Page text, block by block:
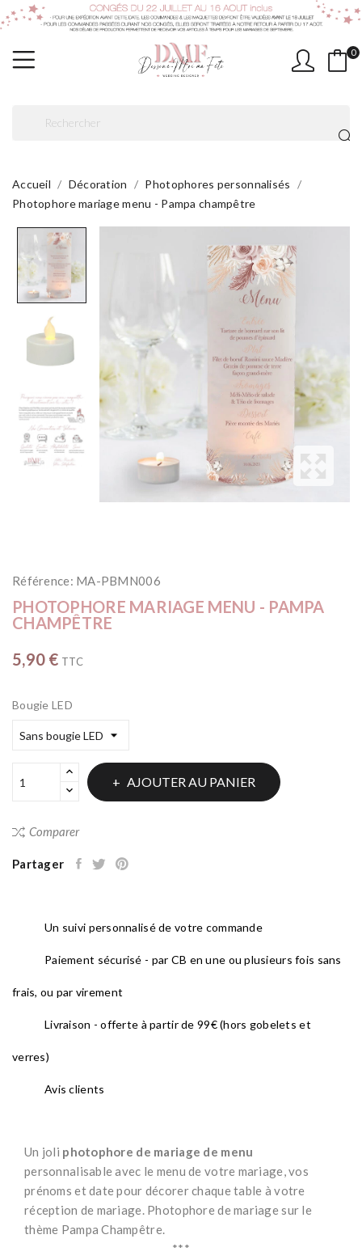
0
Accueil Décoration
Photophores personnalisés
Photophore mariage menu - Pampa champêtre
Référence: MA-PBMN006
PHOTOPHORE MARIAGE MENU - PAMPA
CHAMPÊTRE
5,90 € TTC
Bougie LED
AJOUTER AU PANIER
Comparer
Partager
Un suivi personnalisé de votre commande
Paiement sécurisé - par CB en une ou plusieurs fois sans
frais, ou par virement
Livraison - offerte à partir de 99€ (hors gobelets et
verres)
Avis clients
Un joli photophore de mariage de menu
personnalisable avec le menu de votre mariage, vos
prénoms et date pour décorer chaque table à votre
réception de mariage. Photophore de mariage sur le
thème Pampa Champêtre.
***